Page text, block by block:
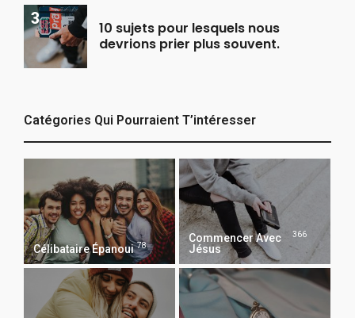
10 sujets pour lesquels nous
devrions prier plus souvent.
Catégories Qui Pourraient T’intéresser
Célibataire Épanoui 78
Commencer Avec
Jésus
366